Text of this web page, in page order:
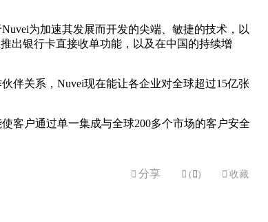
为加速其发展而开发的尖端、敏捷的技术，以
出银行卡直接收单功能，以及在中国的持续增
伴关系，Nuvei现在能让各企业对全球超过15亿张
客户通过单一集成与全球200多个市场的客户安全
 分享  ( )  收藏